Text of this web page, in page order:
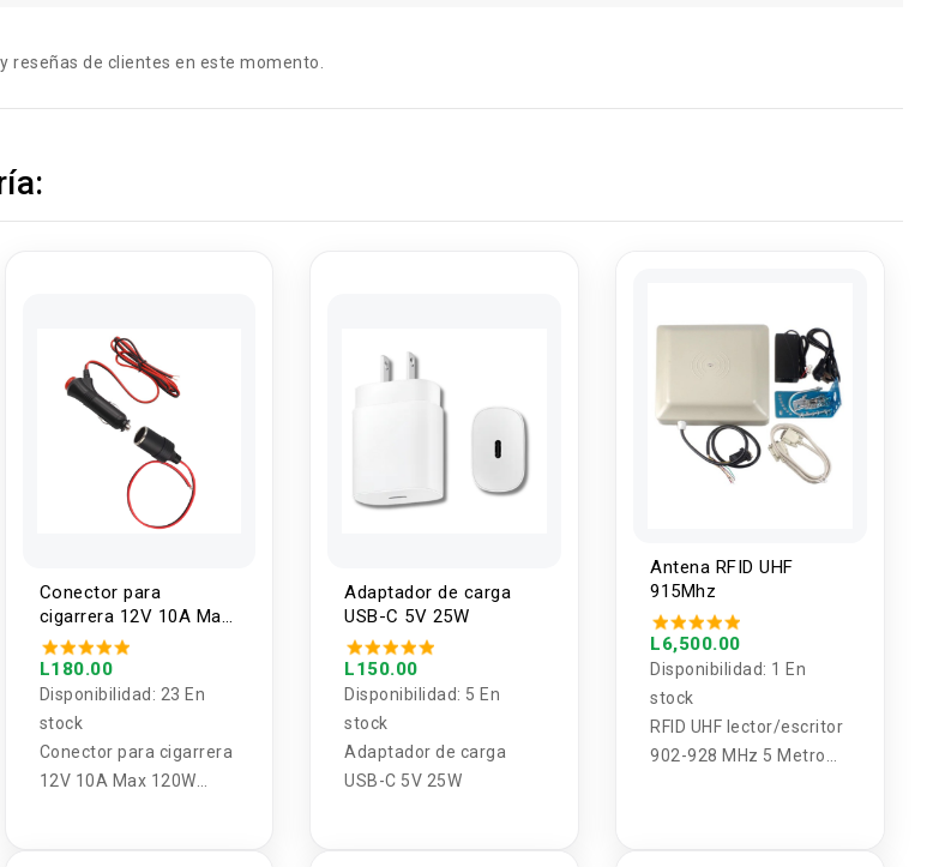
reseñas de clientes en este momento.
Conector para
cigarrera 12V 10A Max
120W Hembra-Macho
L180.00
Disponibilidad: 23 En
stock
Conector para cigarrera
12V 10A Max 120W
Adaptador de carga
USB-C 5V 25W
L150.00
Disponibilidad: 5 En
stock
Adaptador de carga
USB-C 5V 25W
Antena RFID UHF
915Mhz
L6,500.00
Disponibilidad: 1 En
stock
RFID UHF lector/escritor
902-928 MHz 5 Metro